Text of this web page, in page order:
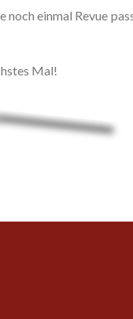
einmal Revue
Mal!